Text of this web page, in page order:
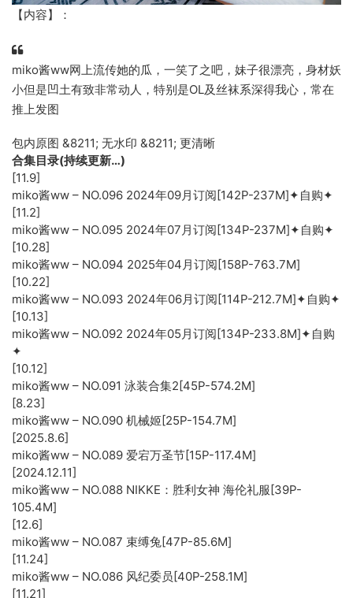
【内容】：
miko酱ww网上流传她的瓜，一笑了之吧，妹子很漂亮，身材妖
小但是凹土有致非常动人，特别是OL及丝袜系深得我心，常在
推上发图
包内原图 &8211; 无水印 &8211; 更清晰
合集目录(持续更新…)
[11.9]
miko酱ww – NO.096 2024年09月订阅[142P-237M]✦自购✦
[11.2]
miko酱ww – NO.095 2024年07月订阅[134P-237M]✦自购✦
[10.28]
miko酱ww – NO.094 2025年04月订阅[158P-763.7M]
[10.22]
miko酱ww – NO.093 2024年06月订阅[114P-212.7M]✦自购✦
[10.13]
miko酱ww – NO.092 2024年05月订阅[134P-233.8M]✦自购
✦
[10.12]
miko酱ww – NO.091 泳装合集2[45P-574.2M]
[8.23]
miko酱ww – NO.090 机械姬[25P-154.7M]
[2025.8.6]
miko酱ww – NO.089 爱宕万圣节[15P-117.4M]
[2024.12.11]
miko酱ww – NO.088 NIKKE：胜利女神 海伦礼服[39P-
105.4M]
[12.6]
miko酱ww – NO.087 束缚兔[47P-85.6M]
[11.24]
miko酱ww – NO.086 风纪委员[40P-258.1M]
[11.21]